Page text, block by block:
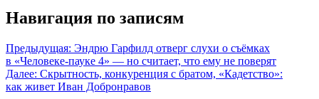
Навигация по записям
Предыдущая: Эндрю Гарфилд отверг слухи о съёмках
в «Человеке-пауке 4» — но считает, что ему не поверят
Далее: Скрытность, конкуренция с братом, «Кадетство»:
как живет Иван Добронравов